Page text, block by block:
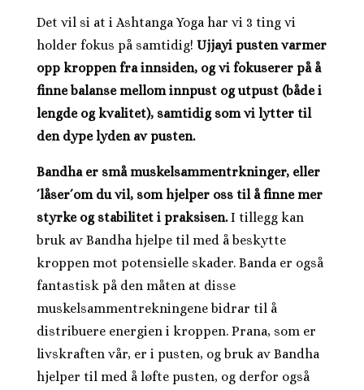
Det vil si at i Ashtanga Yoga har vi 3 ting vi
holder fokus på samtidig! Ujjayi pusten varmer
opp kroppen fra innsiden, og vi fokuserer på å
finne balanse mellom innpust og utpust (både i
lengde og kvalitet), samtidig som vi lytter til
den dype lyden av pusten.
Bandha er små muskelsammentrkninger, eller
´låser´om du vil, som hjelper oss til å finne mer
styrke og stabilitet i praksisen.I tillegg kan
bruk av Bandha hjelpe til med å beskytte
kroppen mot potensielle skader. Banda er også
fantastisk på den måten at disse
muskelsammentrekningene bidrar til å
distribuere energien i kroppen. Prana, som er
livskraften vår, er i pusten, og bruk av Bandha
hjelper til med å løfte pusten, og derfor også